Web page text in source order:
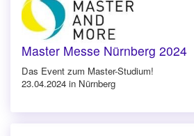
Master Messe Nürnberg 2024
Das Event zum Master-Studium!
23.04.2024 in Nürnberg